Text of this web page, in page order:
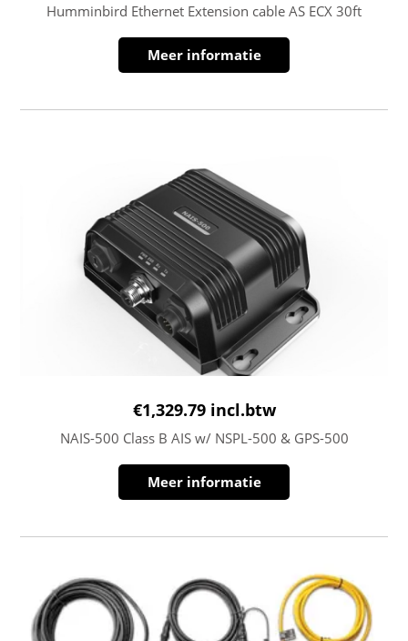
Humminbird Ethernet Extension cable AS ECX 30ft
Meer informatie
€1,329.79 incl.btw
NAIS-500 Class B AIS w/ NSPL-500 & GPS-500
Meer informatie